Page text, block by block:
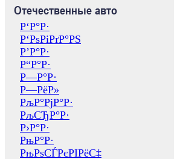
Отечественные авто
Р‘Р°Р·
Р‘РѕРіРґР°РЅ
Р’Р°Р·
Р“Р°Р·
Р—Р°Р·
Р—РёР»
РљР°РјР°Р·
РљСЂР°Р·
Р›Р°Р·
РњР°Р·
РњРѕСЃРєРІРёС‡